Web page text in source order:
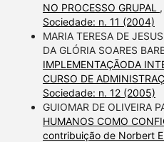
NO PROCESSO GRUPAL ,
Sociedade: n. 11 (2004)
MARIA TERESA DE
DA GLÓRIA SOARES
IMPLEMENTAÇÃODA
CURSO DE
Sociedade: n. 12 (2005)
GUIOMAR DE OLIVEIRA
HUMANOS COMO
contribuição de Norbert